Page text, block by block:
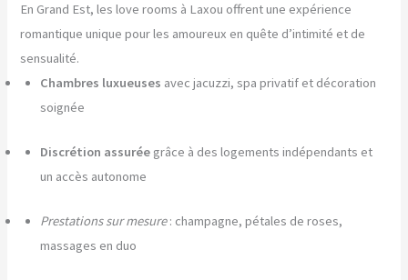
En Grand Est, les love rooms à Laxou offrent une expérience
romantique unique pour les amoureux en quête d’intimité et de
sensualité.
Chambres luxueuses avec jacuzzi, spa privatif et décoration
soignée
Discrétion assurée grâce à des logements indépendants et
un accès autonome
Prestations sur mesure: champagne, pétales de roses,
massages en duo